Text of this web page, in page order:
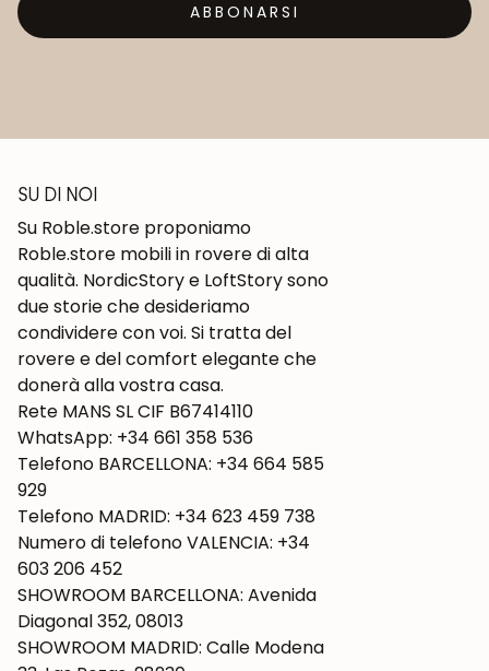
ABBONARSI
SU DI NOI
Su Roble.store proponiamo
Roble.store mobili in rovere di alta
qualità. NordicStory e LoftStory sono
due storie che desideriamo
condividere con voi. Si tratta del
rovere e del comfort elegante che
donerà alla vostra casa.
Rete MANS SL CIF B67414110
WhatsApp: +34 661 358 536
Telefono BARCELLONA: +34 664 585
929
Telefono MADRID: +34 623 459 738
Numero di telefono VALENCIA: +34
603 206 452
SHOWROOM BARCELLONA: Avenida
Diagonal 352, 08013
SHOWROOM MADRID: Calle Modena